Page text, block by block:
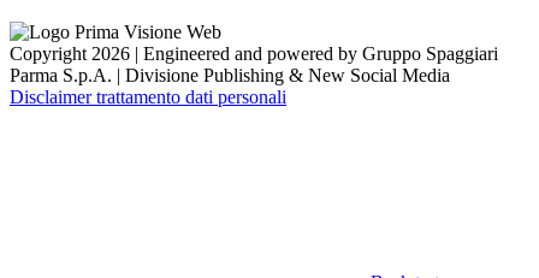
Copyright 2026 | Engineered and powered by Gruppo Spaggiari
Parma S.p.A. | Divisione Publishing & New Social Media
Disclaimer trattamento dati personali